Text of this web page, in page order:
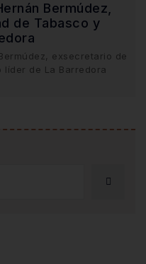
Bermúdez,
de Tabasco y
exsecretario de
líder de La Barredora